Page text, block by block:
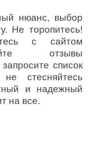
нюанс, выбор
Не торопитесь!
с сайтом
отзывы
список
стесняйтесь
и надежный
на все.